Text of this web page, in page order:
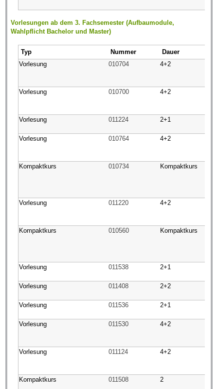
Vorlesungen ab dem 3. Fachsemester (Aufbaumodule,
Wahlpflicht Bachelor und Master)
Typ Nummer
Dauer
Vorlesung
010704 4+2
Vorlesung 010700 4+2
Vorlesung 011224 2+1
Vorlesung 010764 4+2
Kompaktkurs 010734 Kompaktkurs
Vorlesung 011220 4+2
Kompaktkurs 010560 Kompaktkurs
Vorlesung 011538 2+1
Vorlesung 011408 2+2
Vorlesung 011536 2+1
Vorlesung 011530 4+2
Vorlesung 011124 4+2
Kompaktkurs 011508 2